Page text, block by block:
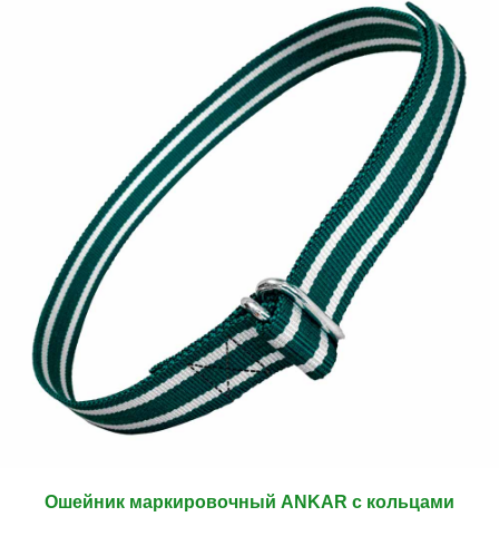
Ошейник маркировочный ANKAR с кольцами